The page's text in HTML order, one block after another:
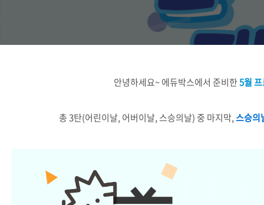
안녕하세요~ 에듀박스에서 준비한5월
총 3탄(어린이날, 어버이날, 스승의날) 중 마지막,스승의